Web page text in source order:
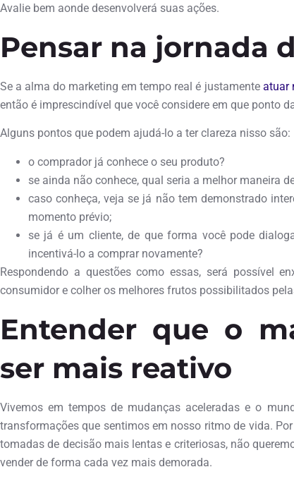
Avalie bem aonde desenvolverá suas ações.
Pensar na jornada
Se a alma do marketing em tempo real é justamente atuar
então é imprescindível que você considere em que ponto
Alguns pontos que podem ajudá-lo a ter clareza nisso são:
o comprador já conhece o seu produto?
se ainda não conhece, qual seria a melhor maneira
caso conheça, veja se já não tem demonstrado
momento prévio;
se já é um cliente, de que forma você pode
incentivá-lo a comprar novamente?
Respondendo a questões como essas, será possível
consumidor e colher os melhores frutos possibilitados
Entender que o
ser mais reativo
Vivemos em tempos de mudanças aceleradas e o
transformações que sentimos em nosso ritmo de vida.
tomadas de decisão mais lentas e criteriosas, não
vender de forma cada vez mais demorada.